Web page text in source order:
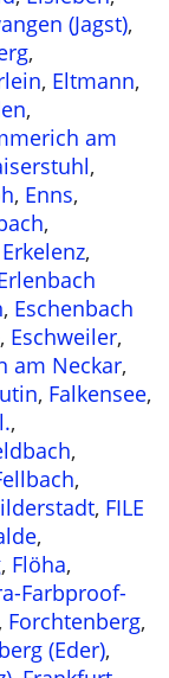
(Jagst),
,
, Eltmann,
,
am
,
, Enns,
,
Erkelenz,
, Eschenbach
, Eschweiler,
am Neckar,
, Falkensee,
,
,
,
, FILE
,
, Flöha,
Farbproof-
, Forchtenberg,
(Eder),